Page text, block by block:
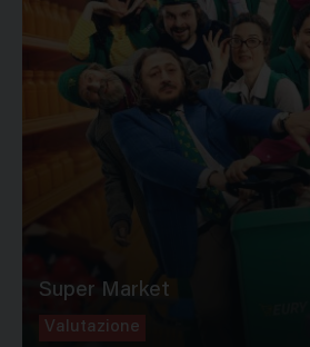
Super Market
Valutazione